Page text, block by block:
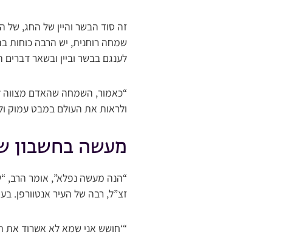
זה סוד הבשר והיין של החג,
שמחה רוחנית, יש הרבה כוחות
לענגם בבשר וביין ובשאר
“כאמור, השמחה שהאדם מצווה
ולראות את העולם במבט עמוק
מעשה בחשבון
“הנה מעשה נפלא”, אומר הרב,
זצ”ל, רבה של העיר אנטוורפן.
“‘חושש אני שמא לא אשרוד